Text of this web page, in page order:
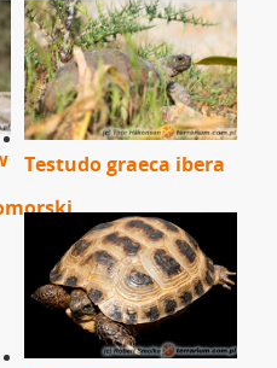
Testudo graeca ibera